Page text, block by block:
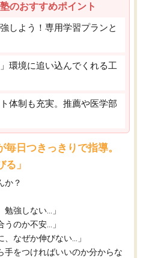
のおすすめポイント
しよう！専用学習プランと
環境に追い込んでくれる工
体制も充実。推薦や医学部
日つきっきりで指導。
」
か？
勉強しない…」
うのか不安…」
、なぜか伸びない…」
手をつければいいのか分からな